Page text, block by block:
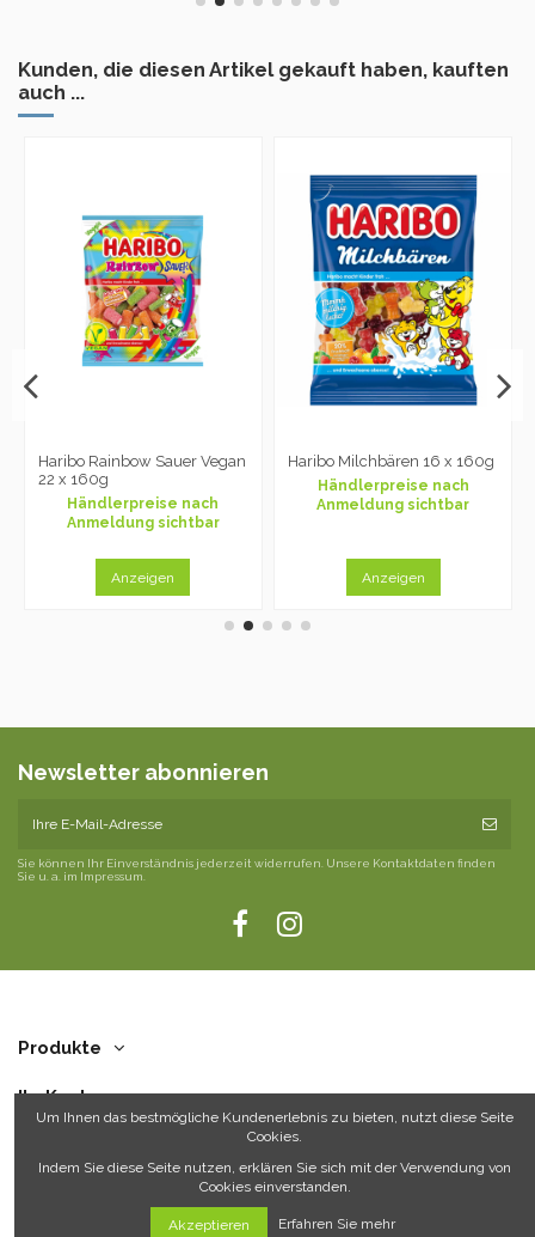
Kunden, die diesen Artikel gekauft haben, kauften
auch ...
Haribo Rainbow Sauer Vegan
22 x 160g
Händlerpreise nach
Anmeldung sichtbar
Anzeigen
Haribo Milchbären 16 x 160g
Händlerpreise nach
Anmeldung sichtbar
Anzeigen
Newsletter abonnieren
Sie können Ihr Einverständnis jederzeit widerrufen. Unsere Kontaktdaten finden
Sie u. a. im Impressum.
Produkte
Ihr Konto
Um Ihnen das bestmögliche Kundenerlebnis zu bieten, nutzt diese Seite
Cookies.
Indem Sie diese Seite nutzen, erklären Sie sich mit der Verwendung von
Cookies einverstanden.
Akzeptieren Erfahren Sie mehr